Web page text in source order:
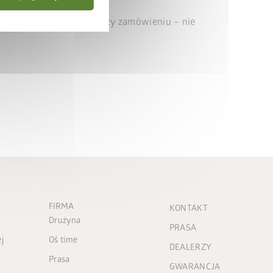
być uwzględnione przy zamówieniu – nie
FIRMA
Drużyna
Oś time
Prasa
KONTAKT
PRASA
DEALERZY
GWARANCJA